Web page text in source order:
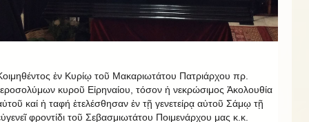
ἐν Κυρίῳ τοῦ Μακαριωτάτου Πατριάρχου πρ.
κυροῦ Εἰρηναίου, τόσον ἡ νεκρώσιμος Ἀκολουθία
καί ἡ ταφή ἐτελέσθησαν ἐν τῇ γενετείρᾳ αὐτοῦ Σάμῳ τῇ
φροντίδι τοῦ Σεβασμιωτάτου Ποιμενάρχου μας κ.κ.